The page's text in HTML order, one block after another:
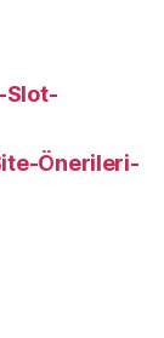
Slot-
Önerileri-